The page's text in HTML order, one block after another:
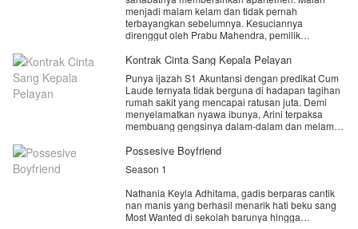
menjadi malam kelam dan tidak pernah
terbayangkan sebelumnya. Kesuciannya
direnggut oleh Prabu Mahendra, pemilik
dijemput paksa orang tua untuk dijodohkan,
“Uang yang akan kamu terima adalah bentuk
tanggung jawab, jangan berharap yang lain.” ==
Prabu Mahendra.
Kontrak Cinta Sang Kepala Pelayan
Punya ijazah S1 Akuntansi dengan predikat Cum
Laude ternyata tidak berguna di hadapan tagihan
rumah sakit yang mencapai ratusan juta. Demi
menyelamatkan nyawa ibunya, Arini terpaksa
membuang gengsinya dalam-dalam dan melamar
milik Adrian—seorang CEO muda kaya raya yang
yang super rapi dan cerdas perlahan menarik
konglomerasi. Salah paham pun terjadi. Demi
mempertahankan posisinya sebagai pewaris
tunggal, Adrian terpaksa berbohong dan
Possesive Boyfriend
Season 1
Nathania Keyla Adhitama, gadis berparas cantik
nan manis yang berhasil menarik hati beku sang
Most Wanted di sekolah barunya hingga